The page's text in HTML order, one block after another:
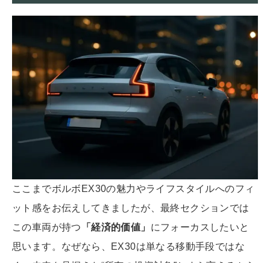
ここまでボルボEX30の魅力やライフスタイルへのフィ
ット感をお伝えしてきましたが、最終セクションでは
この車両が持つ
「経済的価値」 にフォーカスしたいと
思います。なぜなら、EX30は単なる移動手段ではな